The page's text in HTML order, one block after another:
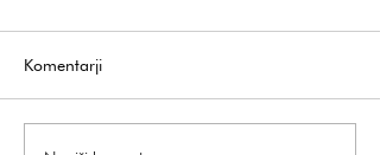
Komentarji